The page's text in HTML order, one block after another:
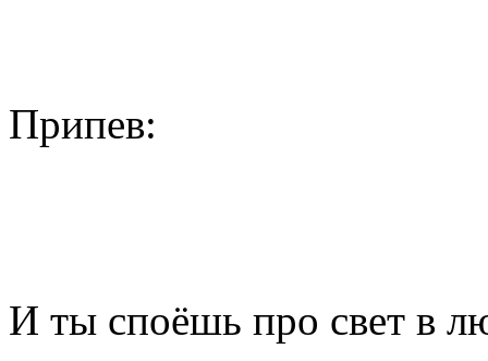
Припев:
И ты споёшь про свет в